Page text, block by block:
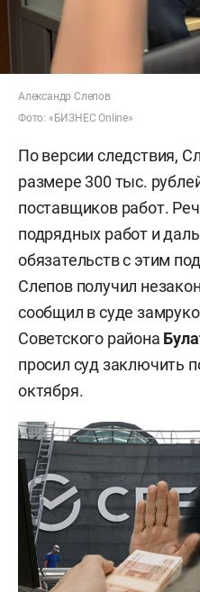
Александр Слепов
Фото: «БИЗНЕС Online»
По версии следствия,
размере 300 тыс.
поставщиков работ.
подрядных работ и
обязательств с этим
Слепов получил
сообщил в суде
Советского района
просил суд заключить
октября.